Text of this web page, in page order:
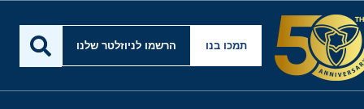
תמכו בנו הרשמו לניוזלטר שלנו